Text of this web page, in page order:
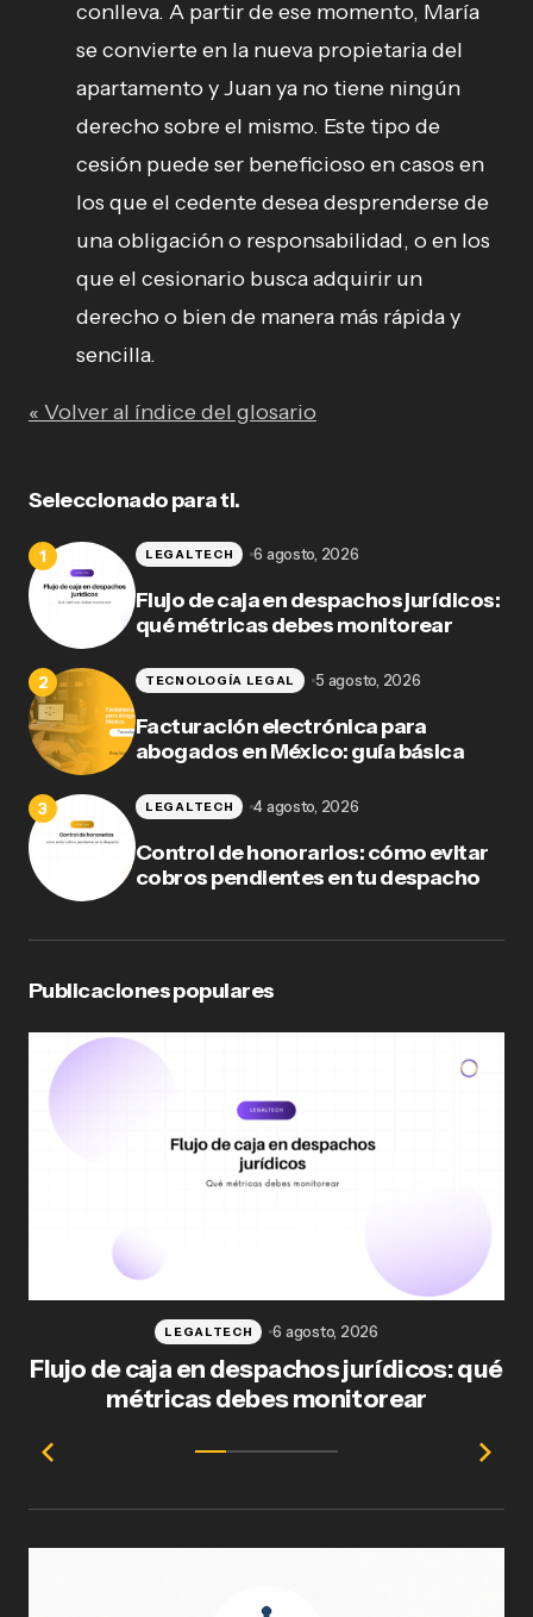
conlleva. A partir de ese momento, María
se convierte en la nueva propietaria del
apartamento y Juan ya no tiene ningún
derecho sobre el mismo. Este tipo de
cesión puede ser beneficioso en casos en
los que el cedente desea desprenderse de
una obligación o responsabilidad, o en los
que el cesionario busca adquirir un
derecho o bien de manera más rápida y
sencilla.
« Volver al índice del glosario
Seleccionado para ti.
Flujo de caja en despachos jurídicos:
qué métricas debes monitorear
LEGALTECH 6 agosto, 2026
Facturación electrónica para
abogados en México: guía básica
TECNOLOGÍA LEGAL 5 agosto, 2026
Control de honorarios: cómo evitar
cobros pendientes en tu despacho
LEGALTECH 4 agosto, 2026
Publicaciones populares
Flujo de caja en despachos jurídicos: qué
métricas debes monitorear
LEGALTECH 6 agosto, 2026